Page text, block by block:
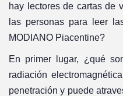
hay lectores de cartas de
las personas para leer
MODIANO Piacentine?
En primer lugar, ¿qué
radiación
penetración y puede